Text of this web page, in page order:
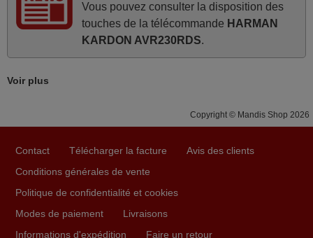
Pascal,
FRANCE
Joel,
Ravie de voir que ma commande effectuée a 13h30est
deja traitée et expédiée Je vous en remercie d’avance et
attend la réception Encore merci
Vous pouvez consulter la disposition des
touches de la télécommande HARMAN
KARDON AVR230RDS.
Voir plus
Copyright © Mandis Shop 2026
Contact Télécharger la facture
Avis des clients
Conditions générales de vente
Politique de confidentialité et cookies
Modes de paiement
Livraisons
Informations d'expédition
Faire un retour